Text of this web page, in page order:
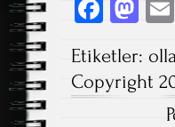
Fa
b
o
M
to
d
Etiketler:
Copyright